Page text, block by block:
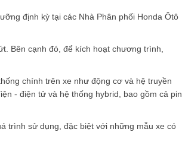
định kỳ tại các Nhà Phân phối Honda Ôtô
Bên cạnh đó, để kích hoạt chương trình,
chính trên xe như động cơ và hệ truyền
- điện tử và hệ thống hybrid, bao gồm cả pin
trình sử dụng, đặc biệt với những mẫu xe có